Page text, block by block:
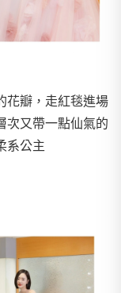
花瓣，走紅毯進場
次又帶一點仙氣的
系公主